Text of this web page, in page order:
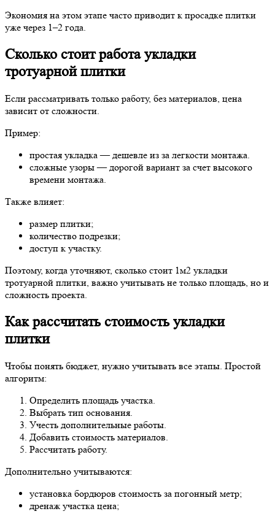
Экономия на этом этапе часто приводит к просадке плитки
уже через 1–2 года.
Сколько стоит работа укладки
тротуарной плитки
Если рассматривать только работу, без материалов, цена
зависит от сложности.
Пример:
простая укладка — дешевле из за легкости монтажа.
сложные узоры — дорогой вариант за счет высокого
времени монтажа.
Также влияет:
размер плитки;
количество подрезки;
доступ к участку.
Поэтому, когда уточняют, сколько стоит 1м2 укладки
тротуарной плитки, важно учитывать не только площадь, но и
сложность проекта.
Как рассчитать стоимость укладки
плитки
Чтобы понять бюджет, нужно учитывать все этапы. Простой
алгоритм:
Определить площадь участка.
Выбрать тип основания.
Учесть дополнительные работы.
Добавить стоимость материалов.
Рассчитать работу.
Дополнительно учитываются:
установка бордюров стоимость за погонный метр;
дренаж участка цена;